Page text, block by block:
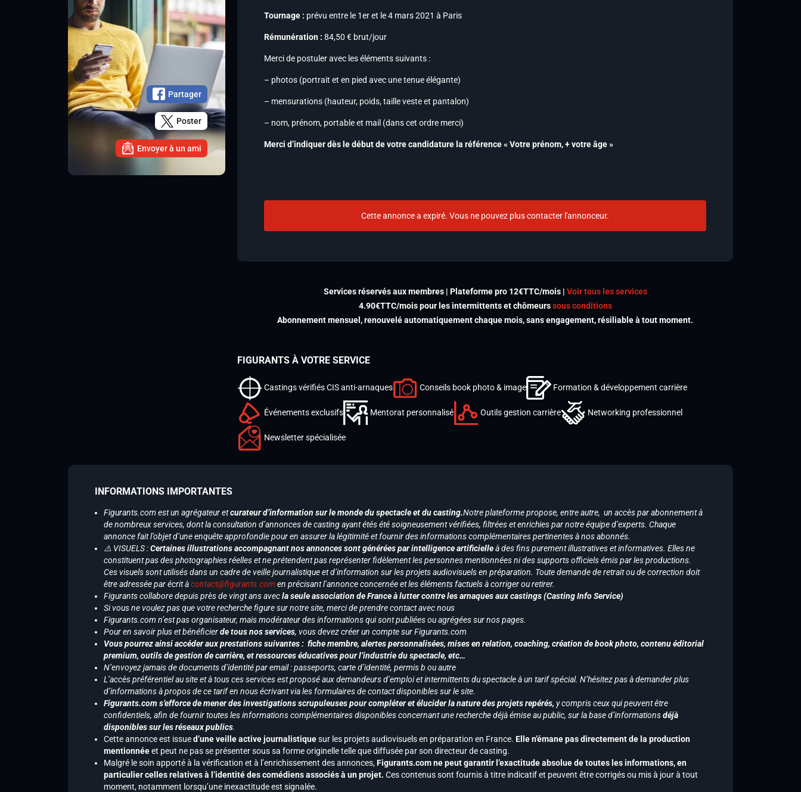
Partager
Poster
Envoyer à un ami
Tournage : prévu entre le 1er et le 4 mars 2021 à Paris
Rémunération : 84,50 € brut/jour
Merci de postuler avec les éléments suivants :
– photos (portrait et en pied avec une tenue élégante)
– mensurations (hauteur, poids, taille veste et pantalon)
– nom, prénom, portable et mail (dans cet ordre merci)
Merci d’indiquer dès le début de votre candidature la référence « Votre prénom, + votre âge »
Cette annonce a expiré. Vous ne pouvez plus contacter l'annonceur.
Services réservés aux membres | Plateforme pro 12€TTC/mois | Voir tous les services
4.90€TTC/mois pour les intermittents et chômeurssous conditions
Abonnement mensuel, renouvelé automatiquement chaque mois, sans engagement, résiliable à tout moment.
FIGURANTS À VOTRE SERVICE
Castings vérifiés CIS anti-arnaques Conseils book photo & image Formation & développement carrière
Événements exclusifs Mentorat personnalisé Outils gestion carrière Networking professionnel
Newsletter spécialisée
INFORMATIONS IMPORTANTES
Figurants.com est un agrégateur etcurateur d’information sur le monde du spectacle et du casting.Notre plateforme propose, entre autre, un accès par abonnement à
de nombreux services, dont la consultation d’annonces de casting ayant étés été soigneusement vérifiées, filtrées et enrichies par notre équipe d’experts. Chaque
annonce fait l’objet d’une enquête approfondie pour en assurer la légitimité et fournir des informations complémentaires pertinentes à nos abonnés.
⚠️ VISUELS :Certaines illustrations accompagnant nos annonces sont générées par intelligence artificielleà des fins purement illustratives et informatives. Elles ne
constituent pas des photographies réelles et ne prétendent pas représenter fidèlement les personnes mentionnées ni des supports officiels émis par les productions.
Ces visuels sont utilisés dans un cadre de veille journalistique et d’information sur les projets audiovisuels en préparation. Toute demande de retrait ou de correction doit
être adressée par écrit àcontact@figurants.com en précisant l’annonce concernée et les éléments factuels à corriger ou retirer.
Figurants collabore depuis près de vingt ans avecla seule association de France à lutter contre les arnaques aux castings (Casting Info Service)
Si vous ne voulez pas que votre recherche figure sur notre site, merci de prendre contact avec nous
Figurants.com n’est pas organisateur, mais modérateur des informations qui sont publiées ou agrégées sur nos pages.
Pour en savoir plus et bénéficierde tous nos services, vous devez créer un compte sur Figurants.com
Vous pourrez ainsi accéder aux prestations suivantes : fiche membre, alertes personnalisées, mises en relation, coaching, création de book photo, contenu éditorial
premium, outils de gestion de carrière, et ressources éducatives pour l’industrie du spectacle, etc…
N’envoyez jamais de documents d’identité par email : passeports, carte d’identité, permis b ou autre
L’accès préférentiel au site et à tous ces services est proposé aux demandeurs d’emploi et intermittents du spectacle à un tarif spécial. N’hésitez pas à demander plus
d’informations à propos de ce tarif en nous écrivant via les formulaires de contact disponibles sur le site.
Figurants.com s’efforce de mener des investigations scrupuleuses pour compléter et élucider la nature des projets repérés, y compris ceux qui peuvent être
confidentiels, afin de fournir toutes les informations complémentaires disponibles concernant une recherche déjà émise au public, sur la base d’informationsdéjà
disponibles sur les réseaux publics.
Cette annonce est issued’une veille active journalistiquesur les projets audiovisuels en préparation en France. Elle n’émane pas directement de la production
mentionnéeet peut ne pas se présenter sous sa forme originelle telle que diffusée par son directeur de casting.
Malgré le soin apporté à la vérification et à l’enrichissement des annonces,Figurants.com ne peut garantir l’exactitude absolue de toutes les informations, en
particulier celles relatives à l’identité des comédiens associés à un projet. Ces contenus sont fournis à titre indicatif et peuvent être corrigés ou mis à jour à tout
moment, notamment lorsqu’une inexactitude est signalée.